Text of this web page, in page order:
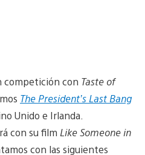
competición con Taste of
The President’s Last Bang
Unido e Irlanda.
con su film Like Someone in
con las siguientes